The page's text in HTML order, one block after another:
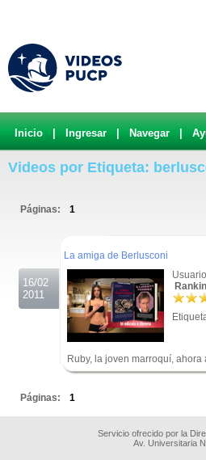
Inicio Ingresar Navegar
Videos por Etiqueta:
Páginas: 1
16/02
2011
La amiga de Berlusconi
Ruby, la joven marroquí,
Páginas: 1
Servicio ofrecido por la
Av. Universitaria